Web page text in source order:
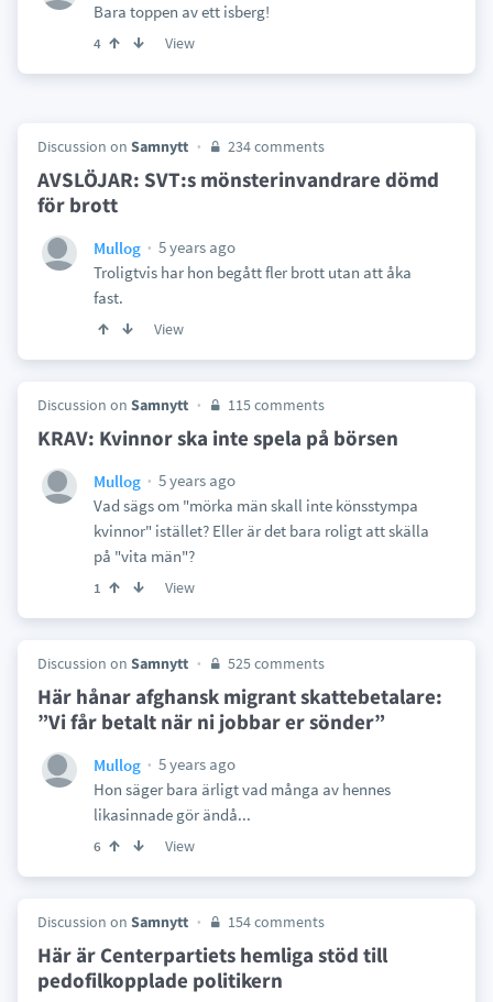
Bara toppen av ett isberg!
4 View
Discussion on Samnytt 234 comments
AVSLÖJAR: SVT:s mönsterinvandrare dömd
för brott
Mullog
5 years ago
Troligtvis har hon begått fler brott utan att åka
fast.
View
Discussion on Samnytt 115 comments
KRAV: Kvinnor ska inte spela på börsen
Mullog
5 years ago
Vad sägs om "mörka män skall inte könsstympa
kvinnor" istället? Eller är det bara roligt att skälla
på "vita män"?
1 View
Discussion on Samnytt 525 comments
Här hånar afghansk migrant skattebetalare:
”Vi får betalt när ni jobbar er sönder”
Mullog
5 years ago
Hon säger bara ärligt vad många av hennes
likasinnade gör ändå...
6 View
Discussion on Samnytt 154 comments
Här är Centerpartiets hemliga stöd till
pedofilkopplade politikern